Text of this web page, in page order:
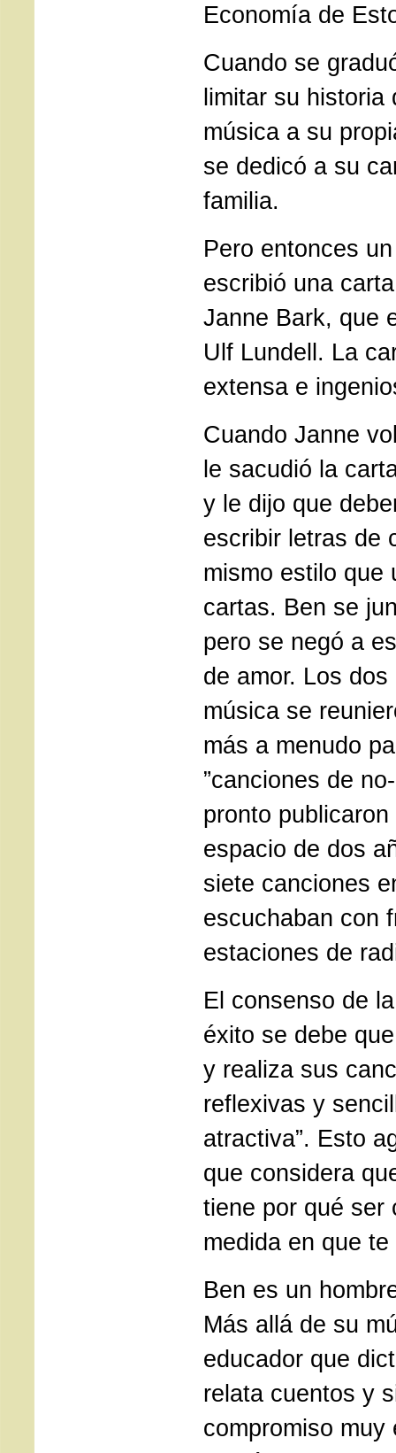
Economía de
Cuando se
limitar su historia
música a su
se dedicó a su
familia.
Pero entonces
escribió una
Janne Bark, que
Ulf Lundell. La
extensa e
Cuando Janne
le sacudió la
y le dijo que
escribir letras de
mismo estilo que
cartas. Ben se
pero se negó a
de amor. Los
música se
más a menudo
”canciones de
pronto
espacio de dos
siete canciones
escuchaban con
estaciones de
El consenso de
éxito se debe
y realiza sus
reflexivas y
atractiva”. Esto
que considera
tiene por qué ser
medida en que
Ben es un
Más allá de su
educador que
relata cuentos y
compromiso